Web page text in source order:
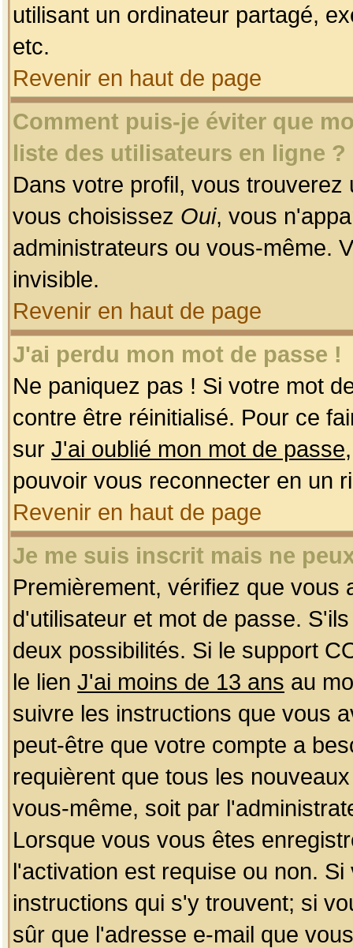
utilisant un ordinateur partagé,
etc.
Revenir en haut de page
Comment puis-je éviter que
liste des utilisateurs en ligne ?
Dans votre profil, vous
vous choisissez Oui, vous
administrateurs ou vous-même.
invisible.
Revenir en haut de page
J'ai perdu mon mot de passe !
Ne paniquez pas ! Si votre mot
contre être réinitialisé. Pour ce
sur J'ai oublié mon mot de passe
pouvoir vous reconnecter en un
Revenir en haut de page
Je me suis inscrit mais ne
Premièrement, vérifiez que
d'utilisateur et mot de passe.
deux possibilités. Si le support
le lien J'ai moins de 13 ans au
suivre les instructions que vous
peut-être que votre compte a
requièrent que tous les
vous-même, soit par
Lorsque vous vous êtes
l'activation est requise ou non.
instructions qui s'y trouvent; si
sûr que l'adresse e-mail que